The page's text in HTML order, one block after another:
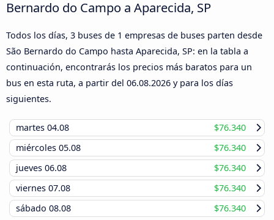
Bernardo do Campo a Aparecida, SP
Todos los días, 3 buses de 1 empresas de buses parten desde
São Bernardo do Campo hasta Aparecida, SP: en la tabla a
continuación, encontrarás los precios más baratos para un
bus en esta ruta, a partir del 06.08.2026 y para los días
siguientes.
martes 04.08
$76.340
miércoles 05.08
$76.340
jueves 06.08
$76.340
viernes 07.08
$76.340
sábado 08.08 $76.340